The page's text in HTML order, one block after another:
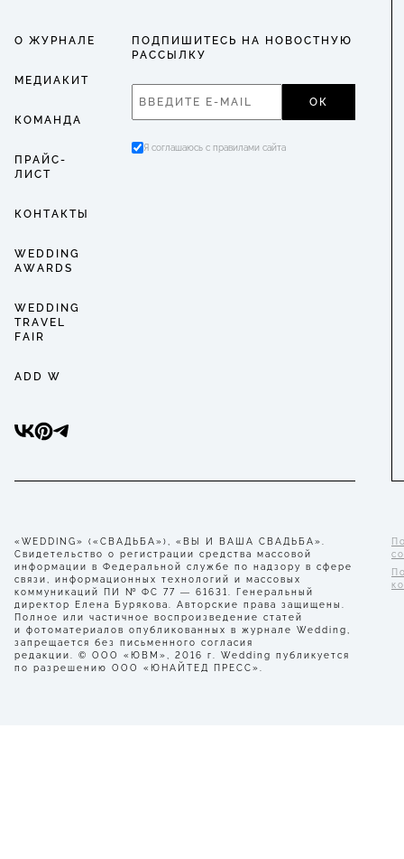
О ЖУРНАЛЕ
МЕДИАКИТ
КОМАНДА
ПРАЙС-
ЛИСТ
КОНТАКТЫ
WEDDING
AWARDS
WEDDING
TRAVEL
FAIR
ADD W
ПОДПИШИТЕСЬ НА НОВОСТНУЮ
РАССЫЛКУ
ОК
Я соглашаюсь с правилами сайта
«WEDDING» («СВАДЬБА»), «ВЫ И ВАША СВАДЬБА».
Свидетельство о регистрации средства массовой
информации в Федеральной службе по надзору в сфере
связи, информационных технологий и массовых
коммуникаций ПИ № ФС 77 — 61631. Генеральный
директор Елена Бурякова. Авторские права защищены.
Полное или частичное воспроизведение статей
и фотоматериалов опубликованных в журнале Wedding,
запрещается без письменного согласия
редакции. © ООО «ЮВМ», 2016 г. Wedding публикуется
по разрешению ООО «ЮНАЙТЕД ПРЕСС».